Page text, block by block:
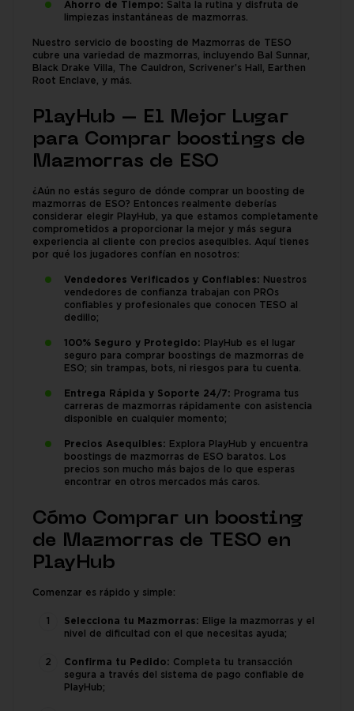
Ahorro de Tiempo: Salta la rutina y disfruta de
limpiezas instantáneas de mazmorras.
Nuestro servicio de boosting de Mazmorras de TESO
cubre una variedad de mazmorras, incluyendo Bal Sunnar,
Black Drake Villa, The Cauldron, Scrivener’s Hall, Earthen
Root Enclave, y más.
PlayHub – El Mejor Lugar
para Comprar boostings de
Mazmorras de ESO
¿Aún no estás seguro de dónde comprar un boosting de
mazmorras de ESO? Entonces realmente deberías
considerar elegir PlayHub, ya que estamos completamente
comprometidos a proporcionar la mejor y más segura
experiencia al cliente con precios asequibles. Aquí tienes
por qué los jugadores confían en nosotros:
Vendedores Verificados y Confiables: Nuestros
vendedores de confianza trabajan con PROs
confiables y profesionales que conocen TESO al
dedillo;
100% Seguro y Protegido: PlayHub es el lugar
seguro para comprar boostings de mazmorras de
ESO; sin trampas, bots, ni riesgos para tu cuenta.
Entrega Rápida y Soporte 24/7: Programa tus
carreras de mazmorras rápidamente con asistencia
disponible en cualquier momento;
Precios Asequibles: Explora PlayHub y encuentra
boostings de mazmorras de ESO baratos. Los
precios son mucho más bajos de lo que esperas
encontrar en otros mercados más caros.
Cómo Comprar un boosting
de Mazmorras de TESO en
PlayHub
Comenzar es rápido y simple:
Selecciona tu Mazmorras: Elige la mazmorras y el
nivel de dificultad con el que necesitas ayuda;
Confirma tu Pedido: Completa tu transacción
segura a través del sistema de pago confiable de
PlayHub;